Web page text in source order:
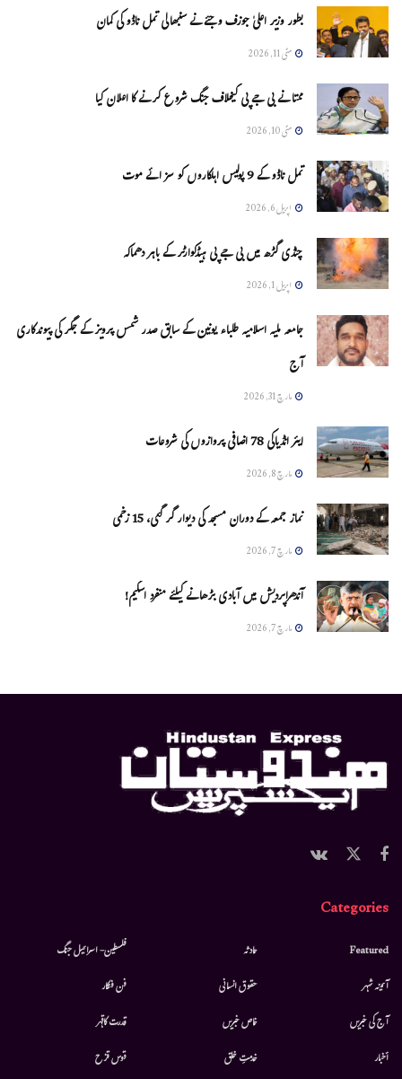
بطور وزیر اعلیٰ جوزف وجئے نے سنبھالی تمل ناڈو کی کمان
مئی 11, 2026
ممتا نے بی جے پی کیخلاف جنگ شروع کرنے کا اعلان کیا
مئی 10, 2026
تمل ناڈو کے 9 پولیس اہلکاروں کو سزائے موت
اپریل 6, 2026
چنڈی گڑھ میں بی جے پی ہیڈکوارٹر کے باہر دھماکہ
اپریل 1, 2026
جامعہ ملیہ اسلامیہ طلباء یونین کے سابق صدر شمس پرویز کے جگر کی پیوندکاری
آج
مارچ 31, 2026
ایئر انڈیاکی 78 اضافی پروازوں کی شروعات
مارچ 8, 2026
نماز جمعہ کے دوران مسجد کی دیوار گر گئی، 15 زخمی
مارچ 7, 2026
آندھراپردیش میں آبادی بڑھانے کیلئے منفرد اسکیم!
مارچ 7, 2026
Categories
Featured
آئینہ شہر
آج کی خبریں
أخبار
حادثہ
حقوق انسانی
خاص خبریں
خدمتِ خلق
فلسطین- اسرائیل جنگ
فن فنکار
قدرت کاقہر
قوس قزح